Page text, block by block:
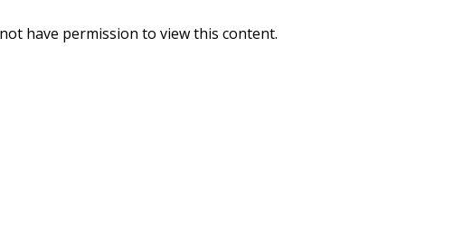
have permission to view this content.